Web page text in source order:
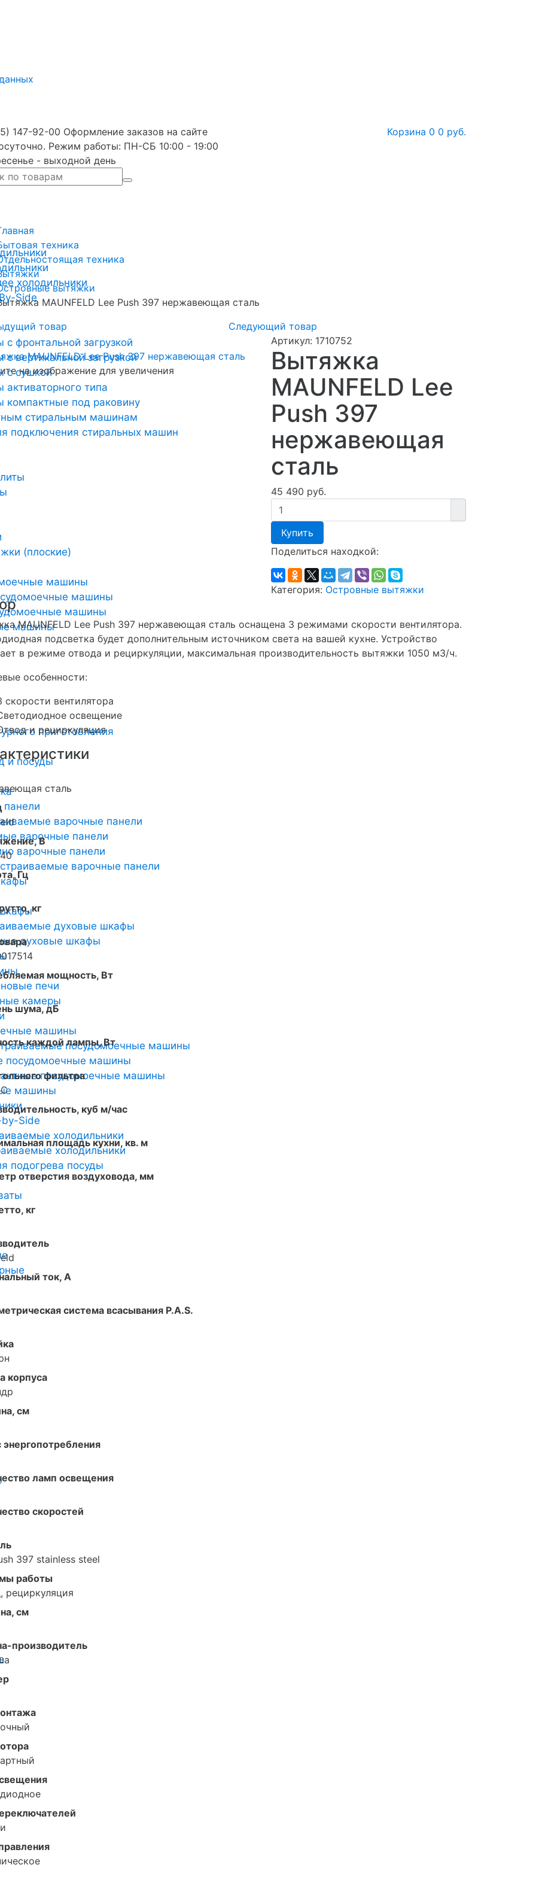
147-92-00 Оформление заказов на сайте
Режим работы: ПН-СБ 10:00 - 19:00
- выходной день
Корзина 0 0 руб.
холодильники
Side
фронтальной загрузкой
вертикальной загрузкой
с сушкой
типа
под раковину
стиральным машинам
подключения стиральных машин
(плоские)
машины
машины
машины
машины
приготовления
и посуды
панели
варочные панели
варочные панели
варочные панели
варочные панели
духовые шкафы
духовые шкафы
печи
камеры
машины
посудомоечные машины
посудомоечные машины
посудомоечные машины
машины
Side
холодильники
холодильники
подогрева посуды
техника
техника
вытяжки
MAUNFELD Lee Push 397 нержавеющая сталь
товар
Следующий товар
на изображение для увеличения
Артикул: 1710752
Вытяжка
MAUNFELD Lee
Push 397
нержавеющая
сталь
45 490 руб.
Купить
Поделиться находкой:
Категория: Островные вытяжки
MAUNFELD Lee Push 397 нержавеющая сталь оснащена 3 режимами скорости вентилятора.
подсветка будет дополнительным источником света на вашей кухне. Устройство
в режиме отвода и рециркуляции, максимальная производительность вытяжки 1050 м3/ч.
особенности:
скорости вентилятора
освещение
и рециркуляция
сталь
В
Гц
кг
мощность, Вт
шума, дБ
каждой лампы, Вт
фильтра
куб м/час
площадь кухни, кв. м
отверстия воздуховода, мм
кг
ток, А
система всасывания P.A.S.
корпуса
см
энергопотребления
ламп освещения
скоростей
397 stainless steel
работы
рециркуляция
см
производитель